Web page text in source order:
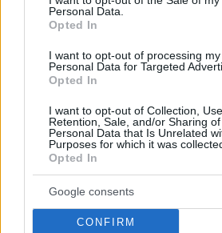
Personal Data.
Opted In
I want to opt-out of processing my
Personal Data for Targeted
Opted In
I want to opt-out of Collection, Use,
Retention, Sale, and/or Sharing
Personal Data that Is Unrelated
Purposes for which it was
Opted In
Google consents
CONFIRM
όχι τη διαμεσολάβηση αλλά την